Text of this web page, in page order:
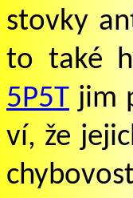
stovky
to také
5P5T jim
ví, že